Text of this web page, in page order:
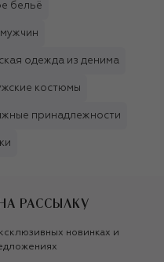
бельё
одежда из денима
костюмы
принадлежности
РАССЫЛКУ
новинках и